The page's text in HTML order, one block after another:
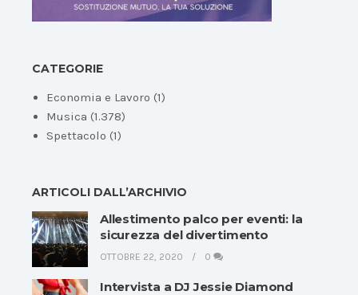
CATEGORIE
Economia e Lavoro (1)
Musica (1.378)
Spettacolo (1)
ARTICOLI DALL’ARCHIVIO
Allestimento palco per eventi: la
sicurezza del divertimento
OTTOBRE 22, 2020 0
Intervista a DJ Jessie Diamond